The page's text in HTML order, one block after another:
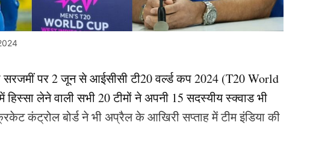
पर 2 जून से आईसीसी टी20 वर्ल्ड कप 2024 (T20 World
लेने वाली सभी 20 टीमों ने अपनी 15 सदस्यीय स्क्वाड भी
कंट्रोल बोर्ड ने भी अप्रैल के आखिरी सप्ताह में टीम इंडिया की